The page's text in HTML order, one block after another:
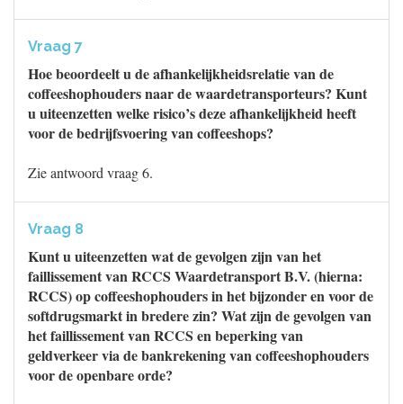
Vraag 7
Hoe beoordeelt u de afhankelijkheidsrelatie van de
coffeeshophouders naar de waardetransporteurs? Kunt
u uiteenzetten welke risico’s deze afhankelijkheid heeft
voor de bedrijfsvoering van coffeeshops?
Zie antwoord vraag 6.
Vraag 8
Kunt u uiteenzetten wat de gevolgen zijn van het
faillissement van RCCS Waardetransport B.V. (hierna:
RCCS) op coffeeshophouders in het bijzonder en voor de
softdrugsmarkt in bredere zin? Wat zijn de gevolgen van
het faillissement van RCCS en beperking van
geldverkeer via de bankrekening van coffeeshophouders
voor de openbare orde?